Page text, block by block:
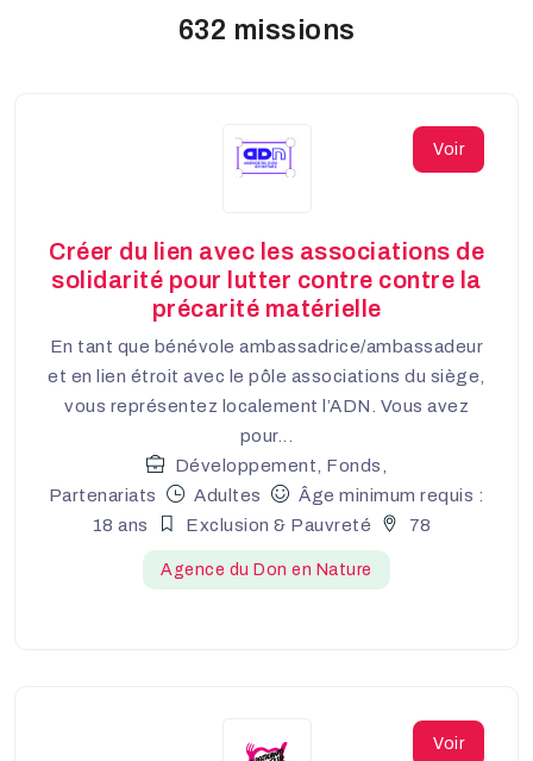
632 missions
Voir
Créer du lien avec les associations de
solidarité pour lutter contre contre la
précarité matérielle
En tant que bénévole ambassadrice/ambassadeur
et en lien étroit avec le pôle associations du siège,
vous représentez localement l’ADN. Vous avez
pour...
Développement, Fonds,
Partenariats
Adultes
Âge minimum requis :
18 ans
Exclusion & Pauvreté 78
Agence du Don en Nature
Voir